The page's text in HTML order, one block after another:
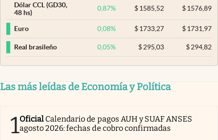
Dólar CCL (GD30,
48 hs)
0,87% $ 1585,52 $1576,89
Euro 0,08% $ 1733,27 $1731,97
Real brasileño 0,05% $ 295,03 $294,82
Las más leídas de Economía y Política
1Oficial Calendario de pagos AUH y SUAF ANSES
agosto 2026: fechas de cobro confirmadas